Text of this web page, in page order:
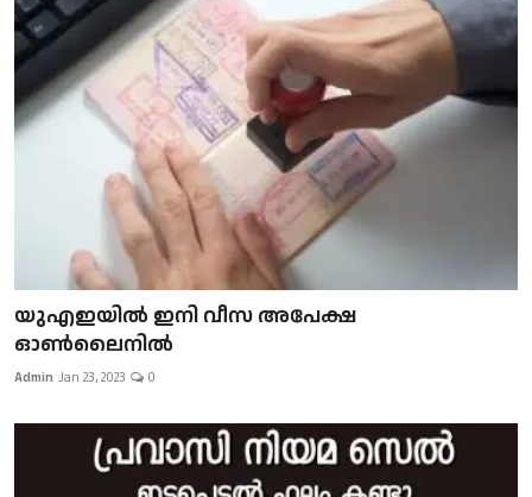
യുഎഇയിൽ ഇനി വീസ അപേക്ഷ
ഓൺലൈനിൽ
Admin Jan 23, 2023 0